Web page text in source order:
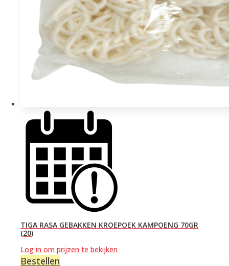
TIGA RASA GEBAKKEN KROEPOEK KAMPOENG 70GR
(20)
Log in om prijzen te bekijken
Bestellen